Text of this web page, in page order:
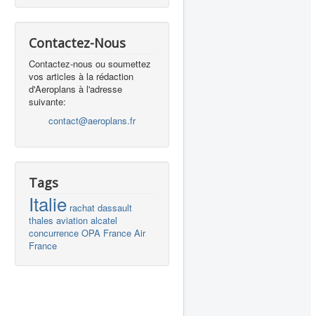
Contactez-Nous
Contactez-nous ou soumettez
vos articles à la rédaction
d'Aeroplans à l'adresse
suivante:
contact@aeroplans.fr
Tags
Italie rachat dassault
thales aviation alcatel
concurrence OPA France Air
France